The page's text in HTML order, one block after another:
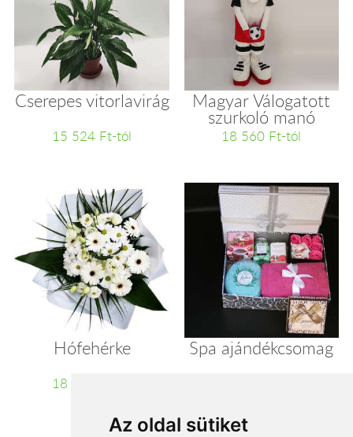
Az oldal sütiket
Cserepes vitorlavirág
15 524 Ft-tól
Magyar Válogatott
szurkoló manó
18 560 Ft-tól
Hófehérke
18 800 Ft-tól
Spa ajándékcsomag